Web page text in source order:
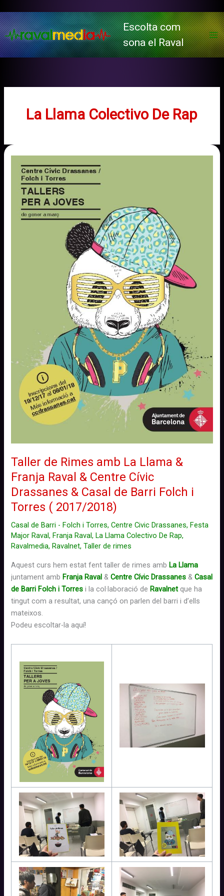
al
contingut
Escolta com
sona el Raval
La Llama Colectivo De Rap
Taller de Rimes amb La Llama &
Franja Raval & Centre Cívic
Drassanes & Casal de Barri Folch i
Torres ( 2017/2018)
Casal de Barri - Folch i Torres,Centre Civic Drassanes, Festa
Major Raval, Franja Raval, La Llama Colectivo De Rap,
Ravalmedia, Ravalnet,Taller de rimes
Aquest curs hem estat fent taller de rimes ambLa Llama
juntament ambFranja Raval &Centre Cívic Drassanes &Casal
de Barri Folch i Torres i la col·laboració deRavalnet que ha
tingut com a resultat,una cançó on parlen del barri i d’ells
mateixos.
Podeu escoltar-la aquí!